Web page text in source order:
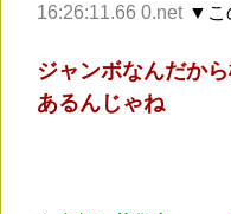
16:26:11.66 0.net ▼こ
ジャンボなんだか
あるんじゃね